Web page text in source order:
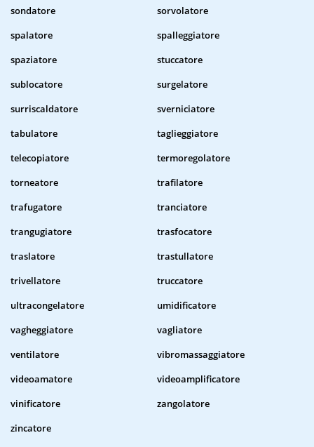
sondatore
sorvolatore
spalatore
spalleggiatore
spaziatore
stuccatore
sublocatore
surgelatore
surriscaldatore
sverniciatore
tabulatore
taglieggiatore
telecopiatore
termoregolatore
torneatore
trafilatore
trafugatore
tranciatore
trangugiatore
trasfocatore
traslatore
trastullatore
trivellatore
truccatore
ultracongelatore
umidificatore
vagheggiatore
vagliatore
ventilatore
vibromassaggiatore
videoamatore
videoamplificatore
vinificatore
zangolatore
zincatore